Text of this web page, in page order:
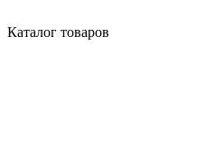
Каталог товаров